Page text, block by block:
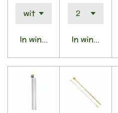
In winkelwagen
In